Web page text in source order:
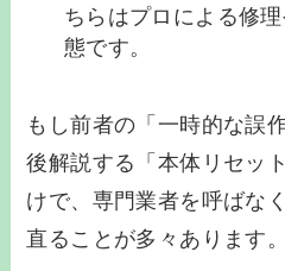
ちらはプロによる修
態です。
もし前者の「一時的な誤
後解説する「本体リセッ
けで、専門業者を呼ばな
直ることが多々あります。